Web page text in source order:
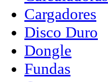
Cargadores
Disco Duro
Dongle
Fundas